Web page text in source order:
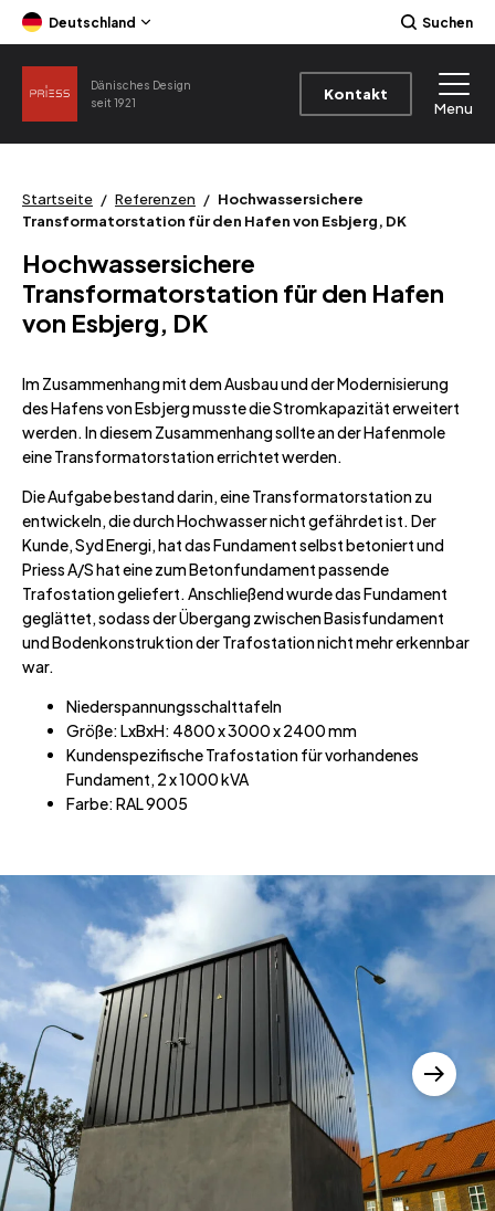
Deutschland Suchen
Dänisches Design
seit 1921
Kontakt
Menu
Startseite / Referenzen / Hochwassersichere
Transformatorstation für den Hafen von Esbjerg, DK
Hochwassersichere
Transformatorstation für den Hafen
von Esbjerg, DK
Im Zusammenhang mit dem Ausbau und der Modernisierung
des Hafens von Esbjerg musste die Stromkapazität erweitert
werden. In diesem Zusammenhang sollte an der Hafenmole
eine Transformatorstation errichtet werden.
Die Aufgabe bestand darin, eine Transformatorstation zu
entwickeln, die durch Hochwasser nicht gefährdet ist. Der
Kunde, Syd Energi, hat das Fundament selbst betoniert und
Priess A/S hat eine zum Betonfundament passende
Trafostation geliefert. Anschließend wurde das Fundament
geglättet, sodass der Übergang zwischen Basisfundament
und Bodenkonstruktion der Trafostation nicht mehr erkennbar
war.
Niederspannungsschalttafeln
Größe: LxBxH: 4800 x 3000 x 2400 mm
Kundenspezifische Trafostation für vorhandenes
Fundament, 2 x 1000 kVA
Farbe: RAL 9005